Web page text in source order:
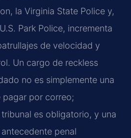
la Virginia State Police y,
Park Police, incrementa
de velocidad y
Un cargo de reckless
no es simplemente una
pagar por correo;
es obligatorio, y una
penal